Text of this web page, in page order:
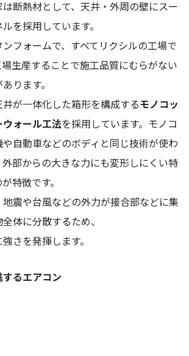
断熱材として、天井・外周の壁にスー
を採用しています。
フォームで、すべてリクシルの工場で
生産することで施工品質にむらがない
ります。
が一体化した箱形を構成するモノコッ
ォール工法を採用しています。モノコ
自動車などのボディと同じ技術が使わ
部からの大きな力にも変形しにくい特
特徴です。
震や台風などの外力が接合部などに集
体に分散するため、
さを発揮します。
るエアコン